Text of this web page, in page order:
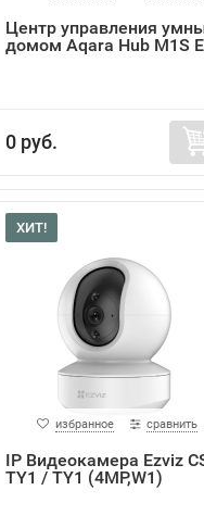
Центр управления
домом Aqara Hub M1S
0 руб.
ХИТ!
избранное сравнить
IP Видеокамера Ezviz
TY1 / TY1 (4MP,W1)